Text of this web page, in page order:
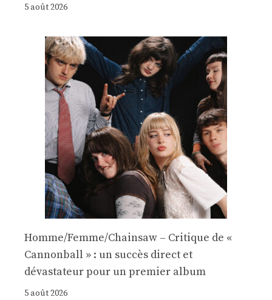
5 août 2026
Homme/Femme/Chainsaw – Critique de «
Cannonball » : un succès direct et
dévastateur pour un premier album
5 août 2026